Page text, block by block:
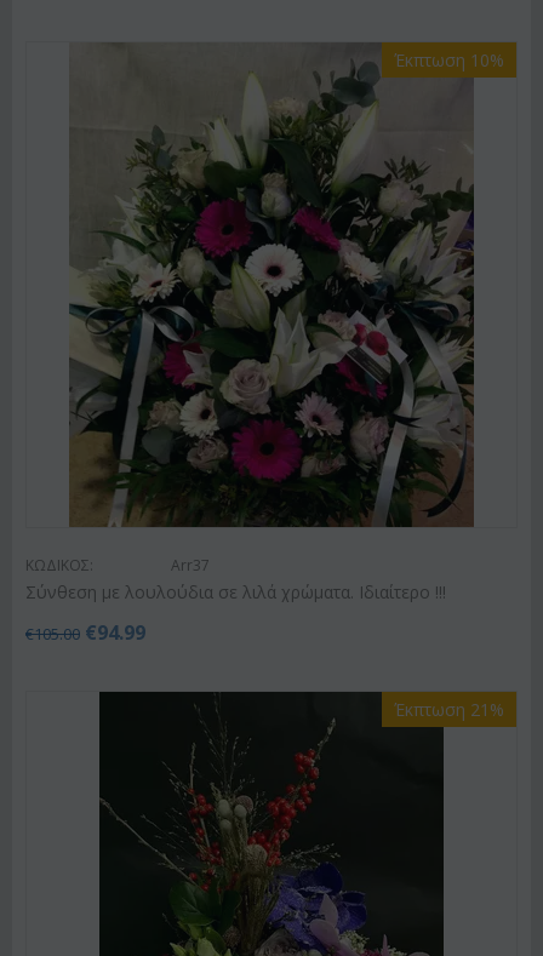
Έκπτωση 10%
ΚΩΔΙΚΟΣ: Arr37
Σύνθεση με λουλούδια σε λιλά χρώματα. Ιδιαίτερο !!!
€105.00 €94.99
Έκπτωση 21%